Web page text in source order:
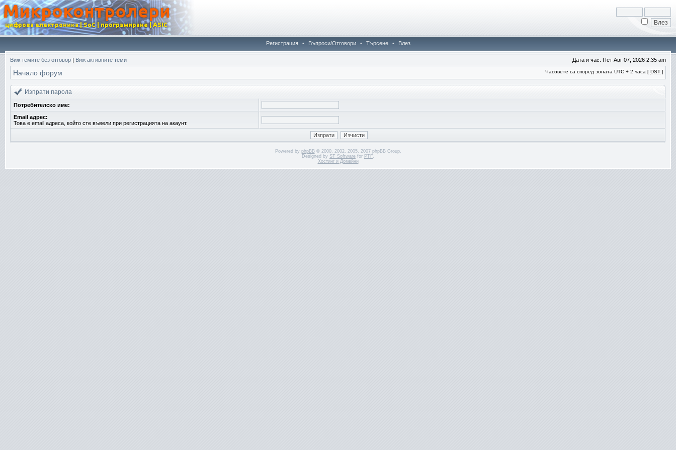
Регистрация • Въпроси/Отговори • Търсене • Влез
Виж темите без отговор | Виж активните теми Дата и час: Пет Авг 07, 2026 2:35 am
Начало форум Часовете са според зоната UTC + 2 часа [ DST ]
Изпрати парола
Потребителско име:
Email адрес:
Това е email адреса, който сте въвели при регистрацията на акаунт.
Powered by phpBB© 2000, 2002, 2005, 2007 phpBB Group.
Designed by ST Software for PTF.
Хостинг и Домейни